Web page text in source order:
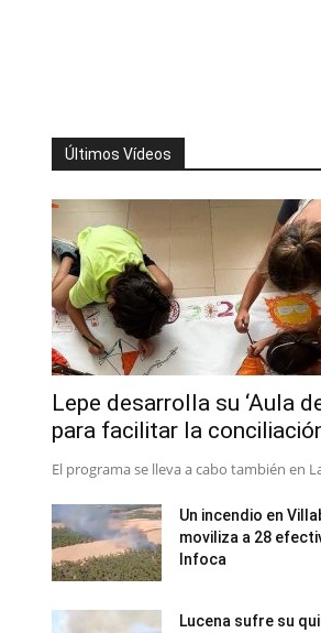
Últimos Vídeos
Lepe desarrolla su ‘Aula
para facilitar la
El programa se lleva a cabo también en
Un incendio en
moviliza a 28
Infoca
Lucena sufre su